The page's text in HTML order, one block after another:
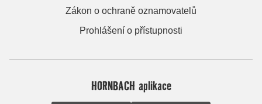
Zákon o ochraně oznamovatelů
Prohlášení o přístupnosti
HORNBACH aplikace